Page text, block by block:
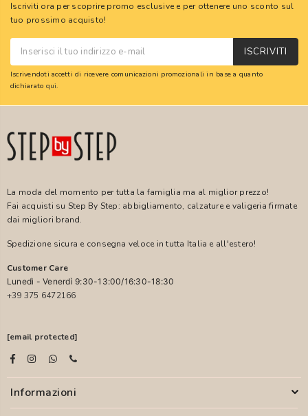
Iscriviti ora per scoprire promo esclusive e per ottenere uno sconto sul
tuo prossimo acquisto!
ISCRIVITI
Iscrivendoti accetti di ricevere comunicazioni promozionali in base a quanto
dichiarato qui.
La moda del momento per tutta la famiglia ma al miglior prezzo!
Fai acquisti su Step By Step: abbigliamento, calzature e valigeria firmate
dai migliori brand.
Spedizione sicura e consegna veloce in tutta Italia e all'estero!
Customer Care
Lunedì - Venerdì 9:30-13:00/16:30-18:30
+39 375 6472166
[email protected]
Informazioni